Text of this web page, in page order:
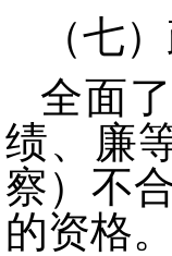
（七
全面
绩、廉
察）不
的资格